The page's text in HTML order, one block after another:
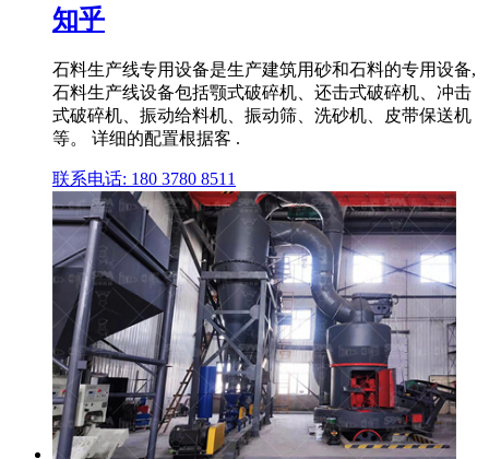
知乎
石料生产线专用设备是生产建筑用砂和石料的专用设备,
石料生产线设备包括颚式破碎机、还击式破碎机、冲击
式破碎机、振动给料机、振动筛、洗砂机、皮带保送机
等。 详细的配置根据客 .
联系电话: 180 3780 8511